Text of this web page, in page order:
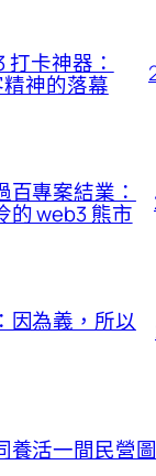
打卡神器：
精神的落幕
百專案結業：
的 web3 熊市
因為義，所以
養活一間民營圖